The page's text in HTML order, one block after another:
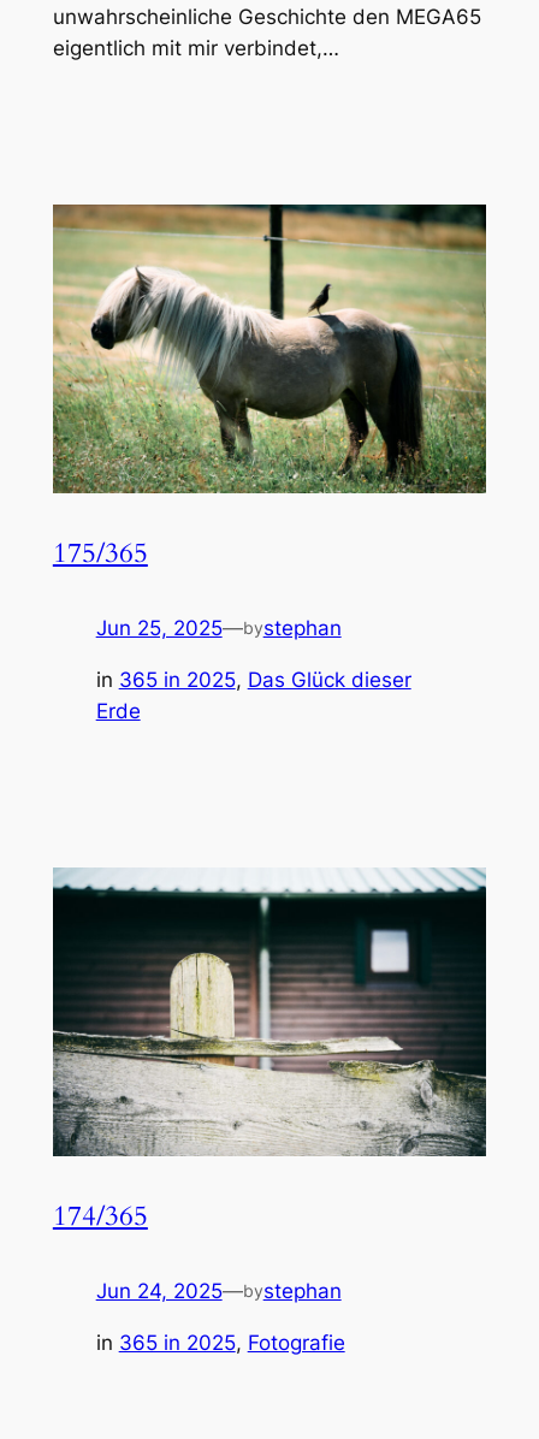
unwahrscheinliche Geschichte den MEGA65
eigentlich mit mir verbindet,…
175/365
Jun 25, 2025—bystephan
in 365 in 2025, Das Glück dieser
Erde
174/365
Jun 24, 2025—bystephan
in 365 in 2025, Fotografie